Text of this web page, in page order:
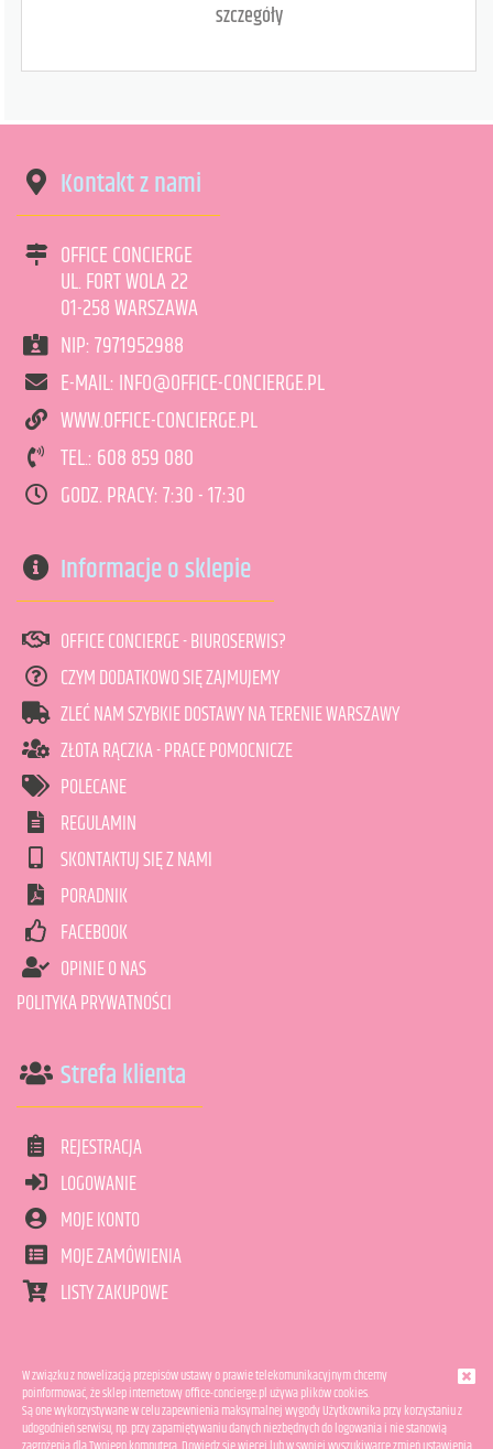
szczegóły
art. może być niedostępny
Kontakt z nami
OFFICE CONCIERGE
UL. FORT WOLA 22
01-258 WARSZAWA
NIP: 7971952988
E-MAIL: INFO@OFFICE-CONCIERGE.PL
WWW.OFFICE-CONCIERGE.PL
TEL.: 608 859 080
GODZ. PRACY: 7:30 - 17:30
Informacje o sklepie
OFFICE CONCIERGE - BIUROSERWIS?
CZYM DODATKOWO SIĘ ZAJMUJEMY
ZLEĆ NAM SZYBKIE DOSTAWY NA TERENIE WARSZAWY
ZŁOTA RĄCZKA - PRACE POMOCNICZE
POLECANE
REGULAMIN
SKONTAKTUJ SIĘ Z NAMI
PORADNIK
FACEBOOK
OPINIE O NAS
POLITYKA PRYWATNOŚCI
Strefa klienta
REJESTRACJA
LOGOWANIE
MOJE KONTO
MOJE ZAMÓWIENIA
LISTY ZAKUPOWE
COPYRIGHT © 2011-2026 OFFICE CONCIERGE.
WSZELKIE PRAWA ZASTRZEŻONE.
PROJEKT I WYKONANIE:WWW.CONTROL.NET.PL
W związku z nowelizacją przepisów ustawy o prawie telekomunikacyjnym chcemy
poinformować, że sklep internetowy office-concierge.pl używa plików cookies.
Są one wykorzystywane w celu zapewnienia maksymalnej wygody Użytkownika przy korzystaniu z
udogodnień serwisu, np. przy zapamiętywaniu danych niezbędnych do logowania i nie stanowią